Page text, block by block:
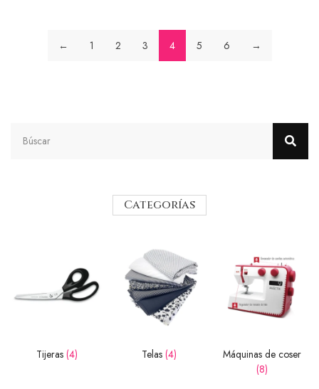
← 1 2 3 4 5 6 →
Categorías
Tijeras (4) Telas(4)
Máquinas de coser
(8)